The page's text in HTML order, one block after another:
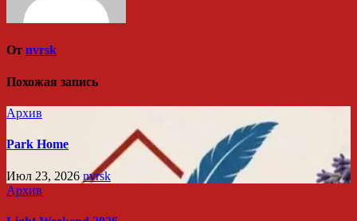
От nvrsk
Похожая запись
Архив
Park Home
Июл 23, 2026 nvrsk
Архив